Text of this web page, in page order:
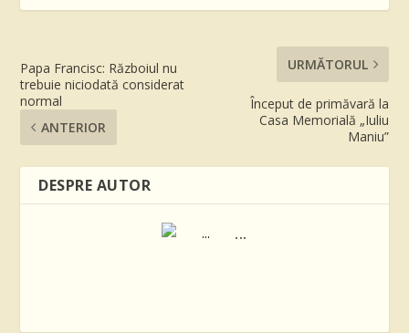
Papa Francisc: Războiul nu
trebuie niciodată considerat
normal
ANTERIOR
URMĂTORUL
Început de primăvară la
Casa Memorială „Iuliu
Maniu”
DESPRE AUTOR
...